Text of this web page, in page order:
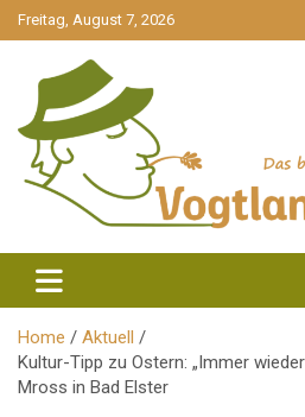
gehe
zum
Freitag, August 7, 2026
Home
Aktuell
Kultur-Tipp zu Ostern: „Immer
Mross in Bad Elster